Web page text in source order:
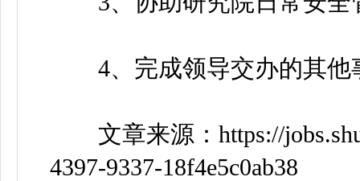
4、完成领导交办的其他
文章来源： https://
4397-9337-18f4e5c0ab38